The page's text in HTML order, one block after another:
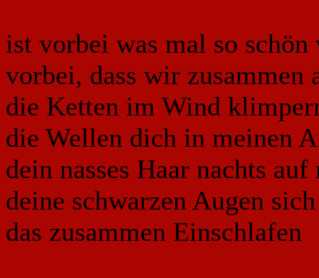
ist vorbei was mal so schön
vorbei, dass wir zusammen
die Ketten im Wind
die Wellen dich in meinen
dein nasses Haar nachts
deine schwarzen Augen
das zusammen Einschlafen